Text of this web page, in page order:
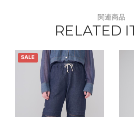
関連商品
RELATED
SALE